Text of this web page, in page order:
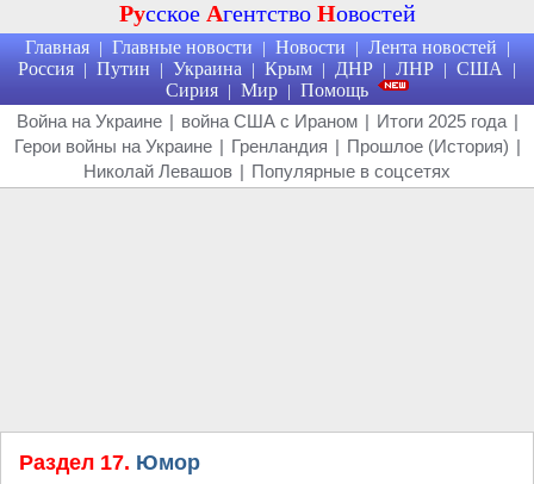
Русское Агентство Новостей
Главная | Главные новости | Новости | Лента новостей |
Россия | Путин | Украина | Крым | ДНР | ЛНР | США |
Сирия | Мир | Помощь
Война на Украине | война США с Ираном | Итоги 2025 года |
Герои войны на Украине | Гренландия | Прошлое (История) |
Николай Левашов | Популярные в соцсетях
Раздел 17. Юмор